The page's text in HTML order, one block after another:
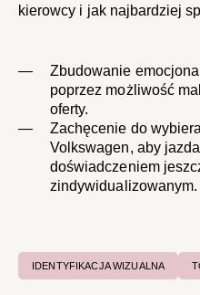
kierowcy i jak najbardziej
Zbudowanie
poprzez możliwość
oferty.
Zachęcenie do
Volkswagen, aby
doświadczeniem
zindywidualizowanym.
IDENTYFIKACJA WIZUALNA​